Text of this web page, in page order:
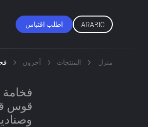
اطلب اقتباس ARABIC
منزل المنتجات آحرون فخامة فارغة 10
قوس